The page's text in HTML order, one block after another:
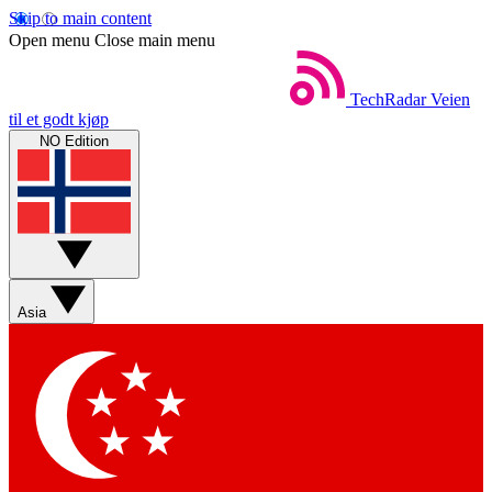
Skip to main content
Open menu Close main menu
TechRadar Veien
til et godt kjøp
NO Edition
Asia